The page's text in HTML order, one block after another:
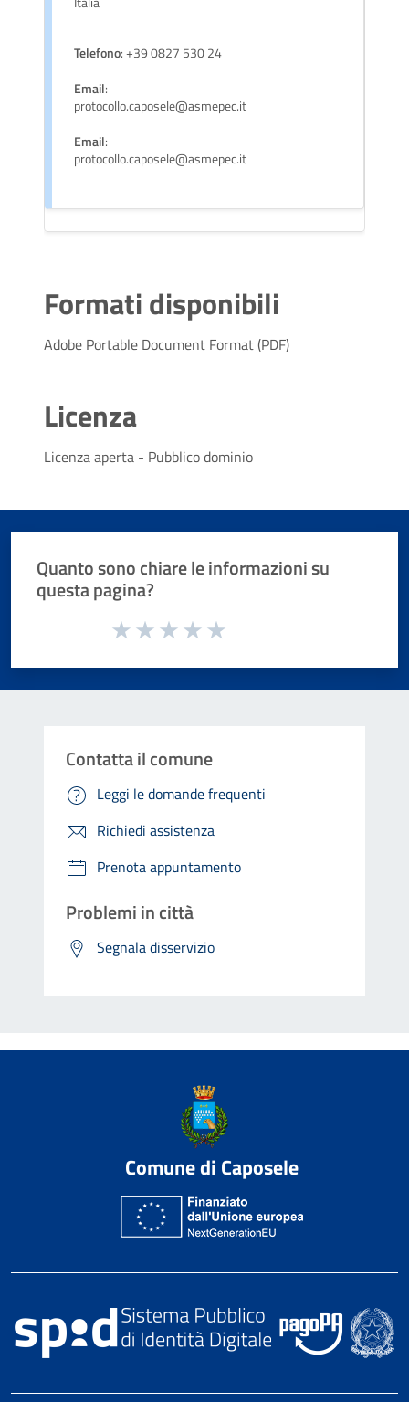
Telefono: +39 0827 530 24
Email:
protocollo.caposele@asmepec.it
Email:
protocollo.caposele@asmepec.it
Formati disponibili
Adobe Portable Document Format (PDF)
Licenza
Licenza aperta - Pubblico dominio
Quanto sono chiare le informazioni su
questa pagina?
Valuta da 1 a 5 stelle la pagina
Contatta il comune
Leggi le domande frequenti
Richiedi assistenza
Prenota appuntamento
Problemi in città
Segnala disservizio
Comune di Caposele